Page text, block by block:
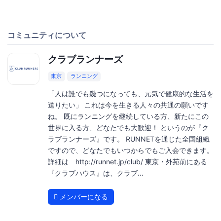
コミュニティについて
クラブランナーズ
東京 ランニング
「人は誰でも幾つになっても、元気で健康的な生活を
送りたい」 これは今を生きる人々の共通の願いです
ね。 既にランニングを継続している方、新たにこの
世界に入る方、どなたでも大歓迎！ というのが『ク
ラブランナーズ』です。 RUNNETを通じた全国組織
ですので、どなたでもいつからでもご入会できます。
詳細は http://runnet.jp/club/ 東京・外苑前にある
『クラブハウス』は、クラブ...
メンバーになる